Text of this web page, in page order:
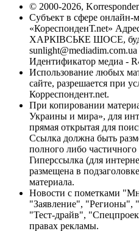
© 2000-2026,
Субъект в сфере онлайн-
«КореспонденТ.net»
ХАРКІВСЬКЕ ШОСЕ,
sunlight@mediadim.com.ua
Идентификатор медиа -
Использование любых
сайте, разрешается при
Корреспондент.net.
При копировании
Украины и мира», для
прямая открытая для
Ссылка должна быть
полного либо
Гиперссылка (для
размещена в
материала.
Новости с пометками
"Заявление",
"Тест-драйв",
правах рекламы.